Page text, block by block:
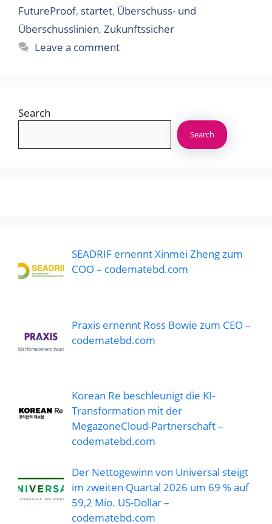
FutureProof, startet, Überschuss- und
Überschusslinien, Zukunftssicher
Leave a comment
Search
Search
SEADRIF ernennt Xinmei Zheng zum
COO – codematebd.com
Praxis ernennt Ross Bowie zum CEO –
codematebd.com
Korean Re beschleunigt die KI-
Transformation mit der
MegazoneCloud-Partnerschaft –
codematebd.com
Der Nettogewinn von Universal steigt
im zweiten Quartal 2026 um 69 % auf
59,2 Mio. US-Dollar –
codematebd.com